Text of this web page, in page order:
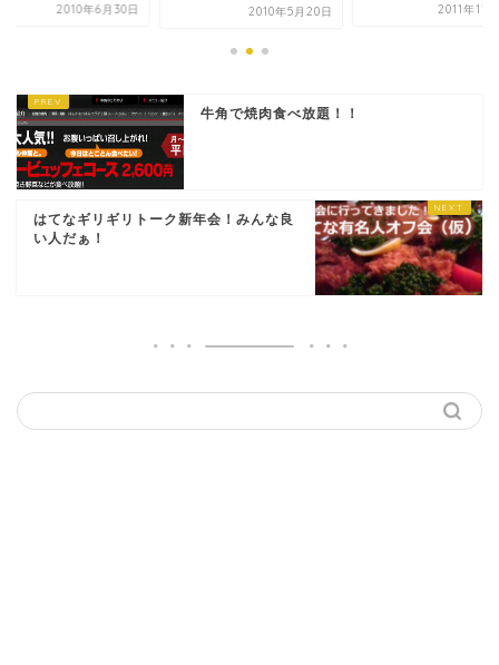
2010年6月30日 2010年5月20日 2011年11
牛角で焼肉食べ放題！！
はてなギリギリトーク新年会！みんな良
い人だぁ！